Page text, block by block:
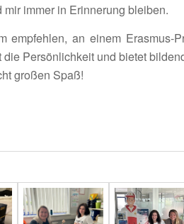
mir immer in Erin­ne­rung bleiben.
empfehlen, an einem Erasmus-
die Persön­lich­keit und bietet
großen Spaß!